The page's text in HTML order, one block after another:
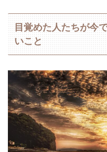
目覚めた人たちが今
いこと